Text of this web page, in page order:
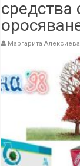
средства
Маргарита Алексиева